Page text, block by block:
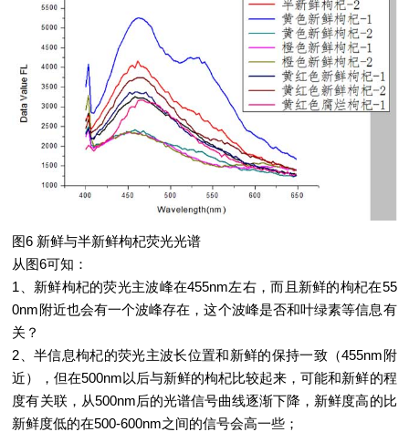
图6 新鲜与半新鲜枸杞荧光光谱
从图6可知：
1、新鲜枸杞的荧光主波峰在455nm左右，而且新鲜的枸杞在55
0nm附近也会有一个波峰存在，这个波峰是否和叶绿素等信息有
关？
2、半信息枸杞的荧光主波长位置和新鲜的保持一致（455nm附
近），但在500nm以后与新鲜的枸杞比较起来，可能和新鲜的程
度有关联，从500nm后的光谱信号曲线逐渐下降，新鲜度高的比
新鲜度低的在500-600nm之间的信号会高一些；